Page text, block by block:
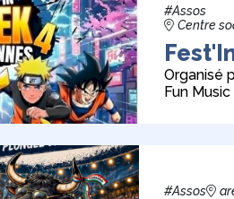
#Assos
Centre
Organisé
Fun Music
#Assos